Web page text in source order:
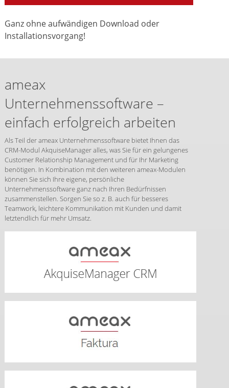
Ganz ohne aufwändigen Download oder
Installationsvorgang!
ameax
Unternehmenssoftware –
einfach erfolgreich arbeiten
Als Teil der ameax Unternehmenssoftware bietet Ihnen das
CRM-Modul AkquiseManager alles, was Sie für ein gelungenes
Customer Relationship Management und für Ihr Marketing
benötigen. In Kombination mit den weiteren ameax-Modulen
können Sie sich Ihre eigene, persönliche
Unternehmenssoftware ganz nach Ihren Bedürfnissen
zusammenstellen. Sorgen Sie so z. B. auch für besseres
Teamwork, leichtere Kommunikation mit Kunden und damit
letztendlich für mehr Umsatz.